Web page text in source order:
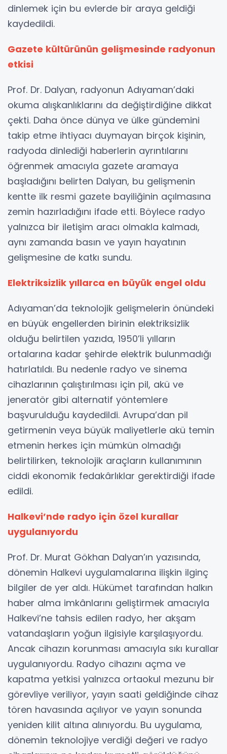
dinlemek için bu evlerde bir araya geldiği
kaydedildi.
Gazete kültürünün gelişmesinde radyonun
etkisi
Prof. Dr. Dalyan, radyonun Adıyaman’daki
okuma alışkanlıklarını da değiştirdiğine dikkat
çekti. Daha önce dünya ve ülke gündemini
takip etme ihtiyacı duymayan birçok kişinin,
radyoda dinlediği haberlerin ayrıntılarını
öğrenmek amacıyla gazete aramaya
başladığını belirten Dalyan, bu gelişmenin
kentte ilk resmi gazete bayiliğinin açılmasına
zemin hazırladığını ifade etti. Böylece radyo
yalnızca bir iletişim aracı olmakla kalmadı,
aynı zamanda basın ve yayın hayatının
gelişmesine de katkı sundu.
Elektriksizlik yıllarca en büyük engel oldu
Adıyaman’da teknolojik gelişmelerin önündeki
en büyük engellerden birinin elektriksizlik
olduğu belirtilen yazıda, 1950’li yılların
ortalarına kadar şehirde elektrik bulunmadığı
hatırlatıldı. Bu nedenle radyo ve sinema
cihazlarının çalıştırılması için pil, akü ve
jeneratör gibi alternatif yöntemlere
başvurulduğu kaydedildi. Avrupa’dan pil
getirmenin veya büyük maliyetlerle akü temin
etmenin herkes için mümkün olmadığı
belirtilirken, teknolojik araçların kullanımının
ciddi ekonomik fedakârlıklar gerektirdiği ifade
edildi.
Halkevi’nde radyo için özel kurallar
uygulanıyordu
Prof. Dr. Murat Gökhan Dalyan’ın yazısında,
dönemin Halkevi uygulamalarına ilişkin ilginç
bilgiler de yer aldı. Hükümet tarafından halkın
haber alma imkânlarını geliştirmek amacıyla
Halkevi’ne tahsis edilen radyo, her akşam
vatandaşların yoğun ilgisiyle karşılaşıyordu.
Ancak cihazın korunması amacıyla sıkı kurallar
uygulanıyordu. Radyo cihazını açma ve
kapatma yetkisi yalnızca ortaokul mezunu bir
görevliye veriliyor, yayın saati geldiğinde cihaz
tören havasında açılıyor ve yayın sonunda
yeniden kilit altına alınıyordu. Bu uygulama,
dönemin teknolojiye verdiği değeri ve radyo